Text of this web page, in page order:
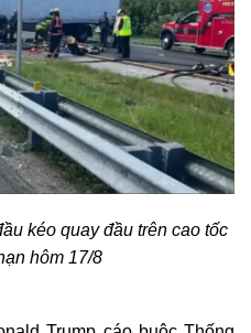
kéo quay đầu trên cao tốc
hôm 17/8